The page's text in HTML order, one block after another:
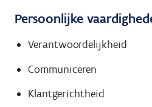
Persoonlijke
Verantwoordelijkheid
Communiceren
Klantgerichtheid